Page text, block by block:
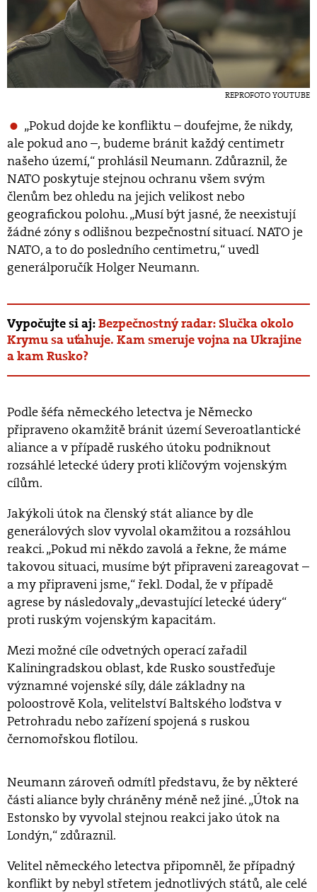
REPROFOTO YOUTUBE
„Pokud dojde ke konfliktu – doufejme, že nikdy,
ale pokud ano –, budeme bránit každý centimetr
našeho území,“ prohlásil Neumann. Zdůraznil, že
NATO poskytuje stejnou ochranu všem svým
členům bez ohledu na jejich velikost nebo
geografickou polohu. „Musí být jasné, že neexistují
žádné zóny s odlišnou bezpečnostní situací. NATO je
NATO, a to do posledního centimetru,“ uvedl
generálporučík Holger Neumann.
Vypočujte si aj:Bezpečnostný radar: Slučka okolo
Krymu sa uťahuje. Kam smeruje vojna na Ukrajine
a kam Rusko?
Podle šéfa německého letectva je Německo
připraveno okamžitě bránit území Severoatlantické
aliance a v případě ruského útoku podniknout
rozsáhlé letecké údery proti klíčovým vojenským
cílům.
Jakýkoli útok na členský stát aliance by dle
generálových slov vyvolal okamžitou a rozsáhlou
reakci. „Pokud mi někdo zavolá a řekne, že máme
takovou situaci, musíme být připraveni zareagovat –
a my připraveni jsme,“ řekl. Dodal, že v případě
agrese by následovaly „devastující letecké údery“
proti ruským vojenským kapacitám.
Mezi možné cíle odvetných operací zařadil
Kaliningradskou oblast, kde Rusko soustřeďuje
významné vojenské síly, dále základny na
poloostrově Kola, velitelství Baltského loďstva v
Petrohradu nebo zařízení spojená s ruskou
černomořskou flotilou.
Neumann zároveň odmítl představu, že by některé
části aliance byly chráněny méně než jiné. „Útok na
Estonsko by vyvolal stejnou reakci jako útok na
Londýn,“ zdůraznil.
Velitel německého letectva připomněl, že případný
konflikt by nebyl střetem jednotlivých států, ale celé